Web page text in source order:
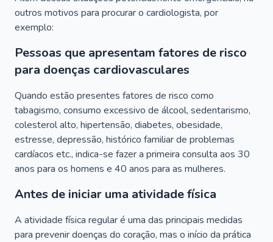
outros motivos para procurar o cardiologista, por
exemplo:
Pessoas que apresentam fatores de risco
para doenças cardiovasculares
Quando estão presentes fatores de risco como
tabagismo, consumo excessivo de álcool, sedentarismo,
colesterol alto, hipertensão, diabetes, obesidade,
estresse, depressão, histórico familiar de problemas
cardíacos etc., indica-se fazer a primeira consulta aos 30
anos para os homens e 40 anos para as mulheres.
Antes de iniciar uma atividade física
A atividade física regular é uma das principais medidas
para prevenir doenças do coração, mas o início da prática